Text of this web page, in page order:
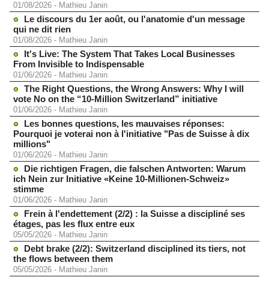
01/08/2026 - Mathieu Janin
Le discours du 1er août, ou l'anatomie d'un message
qui ne dit rien
01/08/2026 - Mathieu Janin
It's Live: The System That Takes Local Businesses
From Invisible to Indispensable
01/06/2026 - Mathieu Janin
The Right Questions, the Wrong Answers: Why I will
vote No on the “10-Million Switzerland” initiative
01/06/2026 - Mathieu Janin
Les bonnes questions, les mauvaises réponses:
Pourquoi je voterai non à l'initiative "Pas de Suisse à dix
millions"
01/06/2026 - Mathieu Janin
Die richtigen Fragen, die falschen Antworten: Warum
ich Nein zur Initiative «Keine 10-Millionen-Schweiz»
stimme
01/06/2026 - Mathieu Janin
Frein à l'endettement (2/2) : la Suisse a discipliné ses
étages, pas les flux entre eux
05/05/2026 - Mathieu Janin
Debt brake (2/2): Switzerland disciplined its tiers, not
the flows between them
05/05/2026 - Mathieu Janin